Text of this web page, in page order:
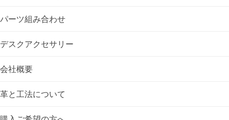
パーツ組み合わせ
デスクアクセサリー
会社概要
革と工法について